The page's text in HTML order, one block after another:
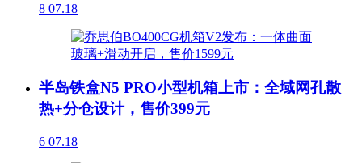
8 07.18
半岛铁盒N5 PRO小型机箱上市：全域网孔散
热+分仓设计，售价399元
6 07.18